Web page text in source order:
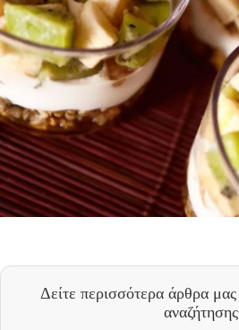
Δείτε περισσότερα άρθρα μας
αναζήτησης